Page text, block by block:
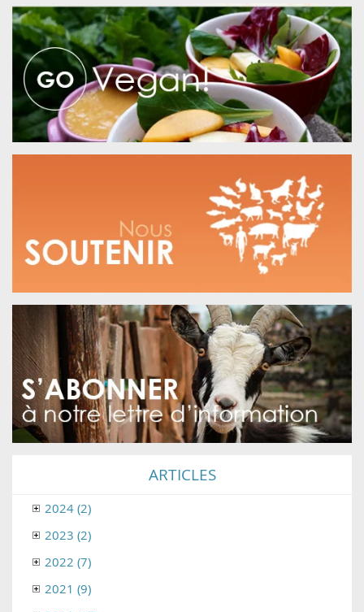
ARTICLES
2024 (2)
2023 (2)
2022 (7)
2021 (9)